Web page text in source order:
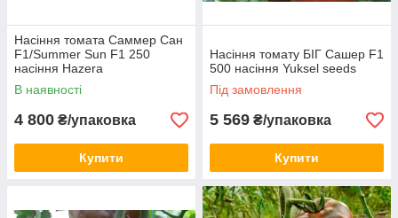
Насіння томата Саммер Сан
F1/Summer Sun F1 250
насіння Hazera
В наявності
4 800 ₴/упаковка
Купити
Насіння томату БІГ Сашер F1
500 насіння Yuksel seeds
Під замовлення
5 569 ₴/упаковка
Купити